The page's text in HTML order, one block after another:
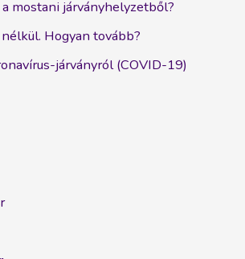
mostani járványhelyzetből?
Hogyan tovább?
járványról (COVID-19)